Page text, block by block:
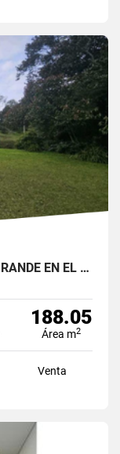
VENTA DE ESPECTACULAR FINCA GRANDE EN EL YARUMO
188.05
Área m2
Venta